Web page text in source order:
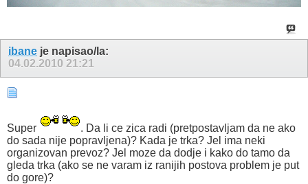
ibane je napisao/la:
04.02.2010 21:21
Super
. Da li ce zica radi (pretpostavljam da ne ako
do sada nije popravljena)? Kada je trka? Jel ima neki
organizovan prevoz? Jel moze da dodje i kako do tamo da
gleda trka (ako se ne varam iz ranijih postova problem je put
do gore)?